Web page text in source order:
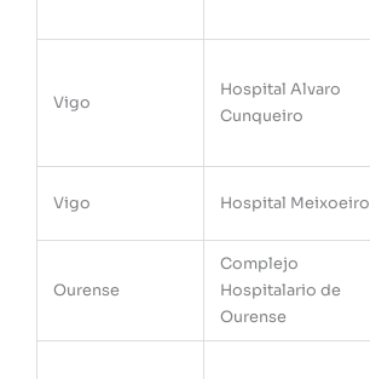
Vigo
Hospital Alvaro
Cunqueiro
Vigo Hospital Meixoeiro
Ourense
Complejo
Hospitalario de
Ourense